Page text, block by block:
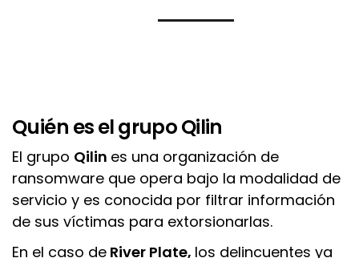
Quién es el grupo Qilin
El grupo Qilin es una organización de
ransomware que opera bajo la modalidad de
servicio y es conocida por filtrar información
de sus víctimas para extorsionarlas.
En el caso de River Plate, los delincuentes ya